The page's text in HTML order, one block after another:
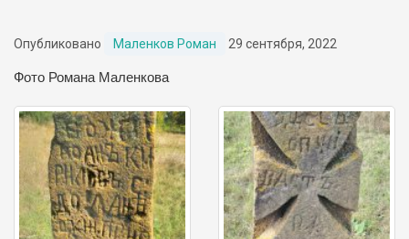
Опубликовано Маленков Роман 29 сентября, 2022
Фото Романа Маленкова